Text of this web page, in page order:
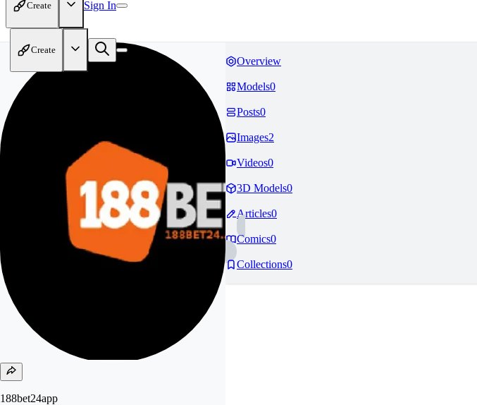
Create Sign In
Create
188bet24app
Overview
Models0
Posts0
Images2
Videos0
3D Models0
Articles0
Comics0
Collections0